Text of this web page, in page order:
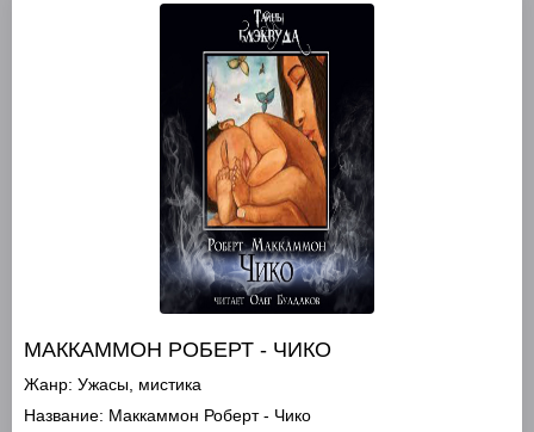
МАККАММОН РОБЕРТ - ЧИКО
Жанр: Ужасы, мистика
Название: Маккаммон Роберт - Чико